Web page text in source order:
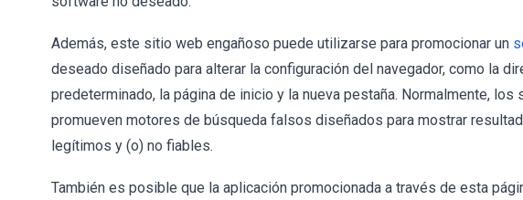
Además, este sitio web engañoso puede utilizarse para promocionar un
deseado diseñado para alterar la configuración del navegador, como la
predeterminado, la página de inicio y la nueva pestaña. Normalmente,
promueven motores de búsqueda falsos diseñados para mostrar
legítimos y (o) no fiables.
También es posible que la aplicación promocionada a través de esta